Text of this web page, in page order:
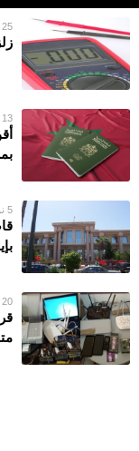
25 فبراير 2023
13 يناير 2023
5 نوفمبر 2022
20 سبتمبر 2022